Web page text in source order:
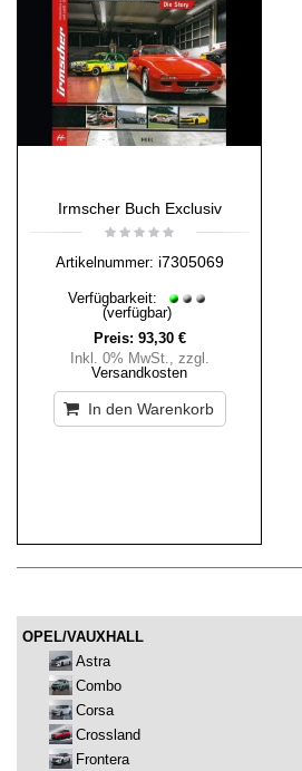
Irmscher Buch Exclusiv
Artikelnummer: i7305069
Verfügbarkeit:
(verfügbar)
Preis: 93,30 €
Inkl. 0% MwSt., zzgl.
Versandkosten
In den Warenkorb
OPEL/VAUXHALL
Astra
Combo
Corsa
Crossland
Frontera